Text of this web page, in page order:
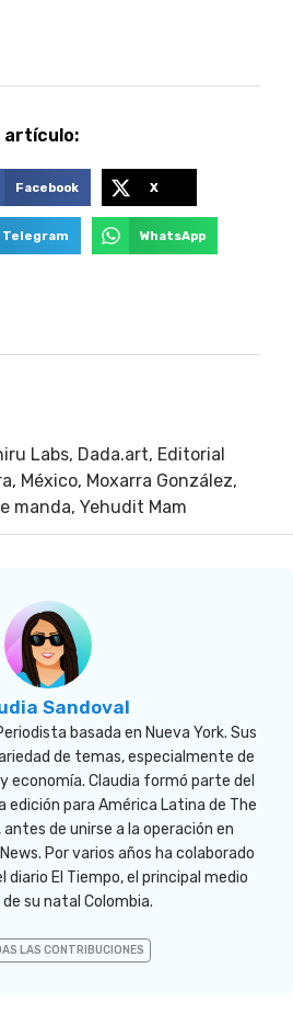
artículo:
Facebook X
Telegram WhatsApp
Labs, Dada.art, Editorial
, México, Moxarra González,
manda, Yehudit Mam
Sandoval
basada en Nueva York. Sus
de temas, especialmente de
economía. Claudia formó parte del
edición para América Latina de The
de unirse a la operación en
Por varios años ha colaborado
diario El Tiempo, el principal medio
su natal Colombia.
LAS CONTRIBUCIONES